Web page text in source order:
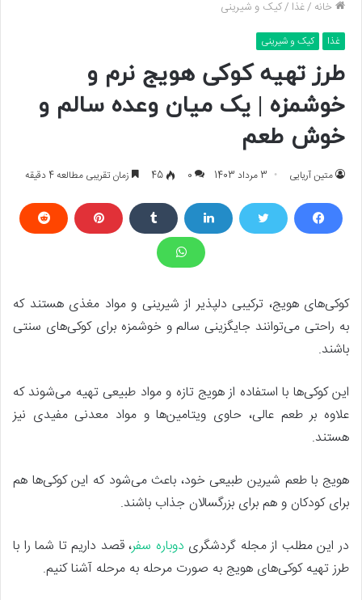
خانه /غذا /کیک و شیرینی
غذا کیک و شیرینی
طرز تهیه کوکی هویج نرم و
خوشمزه | یک میان وعده سالم و
خوش طعم
متین آریایی 3 مرداد 1403 0
45 زمان تقریبی مطالعه 4 دقیقه
کوکی‌های هویج، ترکیبی دلپذیر از شیرینی و مواد مغذی هستند که
به راحتی می‌توانند جایگزینی سالم و خوشمزه برای کوکی‌های سنتی
باشند.
این کوکی‌ها با استفاده از هویج تازه و مواد طبیعی تهیه می‌شوند که
علاوه بر طعم عالی، حاوی ویتامین‌ها و مواد معدنی مفیدی نیز
هستند.
هویج با طعم شیرین طبیعی خود، باعث می‌شود که این کوکی‌ها هم
برای کودکان و هم برای بزرگسالان جذاب باشند.
در این مطلب از مجله گردشگری دوباره سفر، قصد داریم تا شما را با
طرز تهیه کوکی‌های هویج به صورت مرحله به مرحله آشنا کنیم.